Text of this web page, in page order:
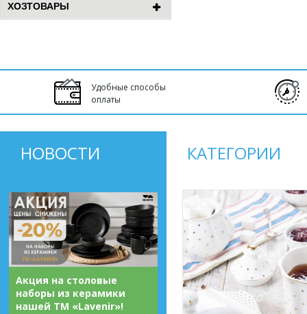
ХОЗТОВАРЫ
Удобные способы
оплаты
НОВОСТИ
Акция на столовые
наборы из керамики
нашей ТМ «Lavenir»!
КАТЕГОРИИ